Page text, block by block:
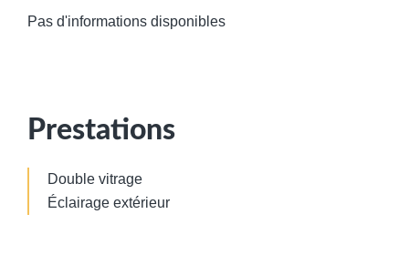
Pas d'informations disponibles
Prestations
Double vitrage
Éclairage extérieur